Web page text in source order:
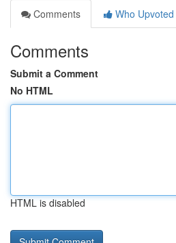
Comments
Who Upvoted
Comments
Submit a Comment
No HTML
HTML is disabled